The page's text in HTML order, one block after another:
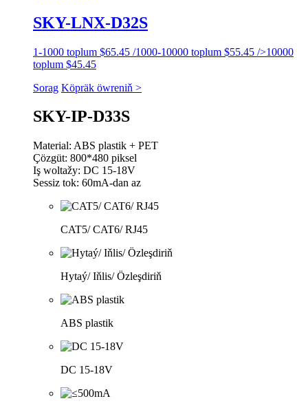
SKY-LNX-D32S
1-1000 toplum $65.45 /1000-10000 toplum $55.45 />10000
toplum $45.45
Sorag Köpräk öwreniň >
SKY-IP-D33S
Material: ABS plastik + PET
Çözgüt: 800*480 piksel
Iş woltažy: DC 15-18V
Sessiz tok: 60mA-dan az
CAT5/ CAT6/ RJ45
Hytaý/ Iňlis/ Özleşdiriň
ABS plastik
DC 15-18V